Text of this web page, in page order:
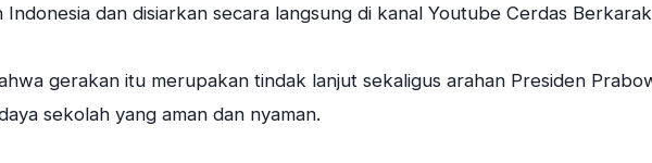
dan disiarkan secara langsung di kanal Youtube Cerdas
gerakan itu merupakan tindak lanjut sekaligus arahan Presiden
sekolah yang aman dan nyaman.